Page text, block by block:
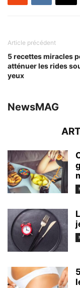
Article précédent
5 recettes miracles
atténuer les rides
yeux
NewsMAG